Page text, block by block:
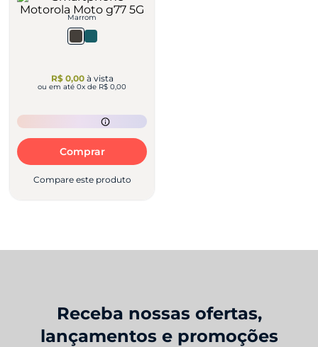
Marrom
R$ 0,00à vista
ou em até 0x de R$ 0,00
Comprar
Compare este produto
Receba nossas ofertas,
lançamentos e promoções